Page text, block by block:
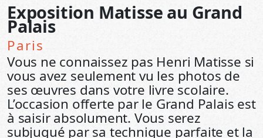
Exposition Matisse au Grand
Palais
Paris
Vous ne connaissez pas Henri Matisse si
vous avez seulement vu les photos de
ses œuvres dans votre livre scolaire.
L’occasion offerte par le Grand Palais est
à saisir absolument. Vous serez
subjugué par sa technique parfaite et la